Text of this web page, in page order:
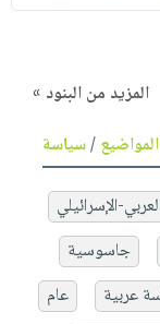
المزيد من البنود »
/سياسة
الإسرائيلي
جاسوسية
عربية
عام